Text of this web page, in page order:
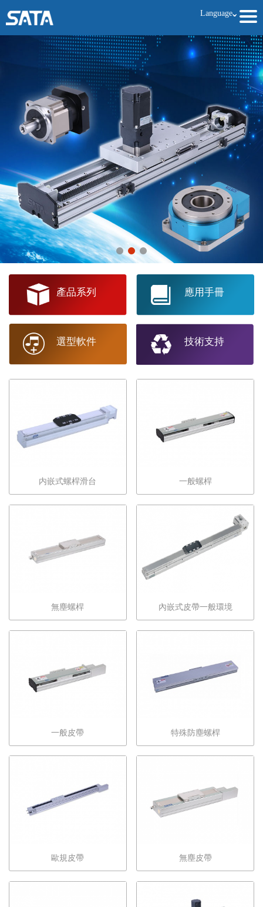
Languageˇ
產品系列 應用手冊
選型軟件 技術支持
内嵌式螺桿滑台 一般螺桿
無塵螺桿 內嵌式皮帶一般環境
一般皮帶 特殊防塵螺桿
歐規皮帶 無塵皮帶